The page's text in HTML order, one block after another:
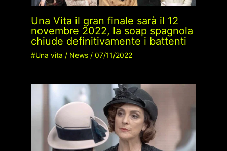
Una Vita il gran finale sarà il 12
novembre 2022, la soap spagnola
chiude definitivamente i battenti
#Una vita / News/ 07/11/2022